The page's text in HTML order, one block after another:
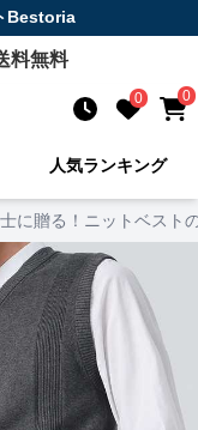
Bestoria
料無料
0 0
人気ランキング
に贈る！ニットベスト